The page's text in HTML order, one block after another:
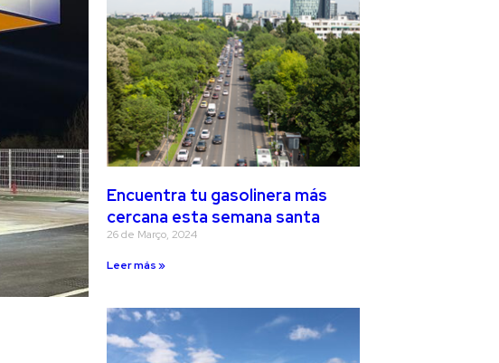
Encuentra tu gasolinera más
cercana esta semana santa
26 de Março, 2024
Leer más »